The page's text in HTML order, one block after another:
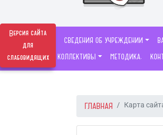
Версия сайта
для
слабовидящих
СВЕДЕНИЯ ОБ УЧРЕЖДЕНИИ
ТВОРЧЕСКИЕ КОЛЛЕКТИВЫ
МЕТОДИКА.
ГЛАВНАЯ Карта